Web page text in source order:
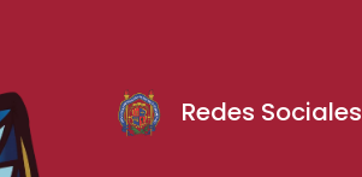
Redes Sociales